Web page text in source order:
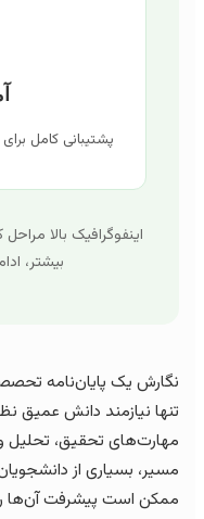
پشتیبانی کامل برای
اینفوگرافیک بالا مراحل
بیشتر، ادامه
یک پایان‌نامه تحصصی در
نیازمند دانش عمیق نظری
تحقیق، تحلیل و
بسیاری از دانشجویان
است پیشرفت آن‌ها را کند